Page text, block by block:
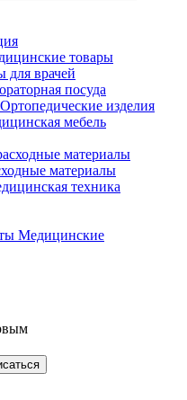
товары
для врачей
посуда
Ортопедические изделия
мебель
материалы
техника
Медицинские